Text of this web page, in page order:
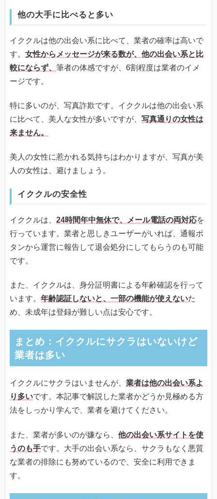
他の大手に比べると多い
イククルは他の出会い系に比べて、業者の確率は高いで
す。 女性からメッセージが来る数が、他の出会い系と比
較にならず、 筆者の体感ですが、6割程度は業者のイメ
ージです。
特に多いのが、写真詐欺です。イククルは他の出会い系
に比べて、美人な女性が多いですが、 写真通りの女性は
来ません。
美人の女性に惹かれる気持ちはわかりますが、写真が美
人の女性は、避けましょう。
イククルの安全性
イククルは、 24時間年中無休で、メール電話の両対応を
行っています。業者と思しきユーザーがいれば、通報ボ
タンから運営に報告して退会処分にしてもらうのも可能
です。
また、イククルは、身分証明書による年齢確認を行って
います。 年齢認証しないと、一部の機能が使えないた
め、未成年は登録が難しい点は安心です。
まとめ：イククルにサクラはいないけど
業者は多い
イククルにサクラはいませんが、 業者は他の出会い系よ
り多いです。本記事で解説した業者かどうか見極める方
法をしっかり学んで、業者を避けてください。
また、業者が多いのが嫌なら、 他の出会い系サイトを使
うのも手です。大手の出会い系なら、サクラもなく悪質
な業者の排除にも努めているので、安全に利用できま
す。